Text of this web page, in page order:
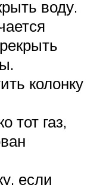
воду.
колонку
тот газ,
если